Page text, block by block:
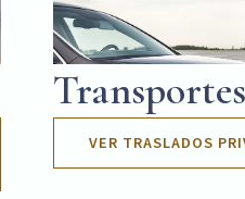
VER TRASLADOS